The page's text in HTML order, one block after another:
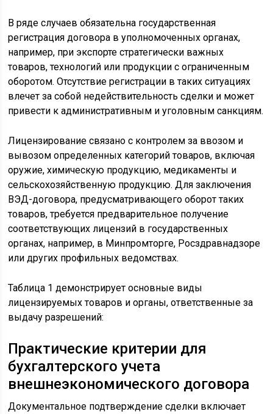
В ряде случаев обязательна государственная
регистрация договора в уполномоченных органах,
например, при экспорте стратегически важных
товаров, технологий или продукции с ограниченным
оборотом. Отсутствие регистрации в таких ситуациях
влечет за собой недействительность сделки и может
привести к административным и уголовным санкциям.
Лицензирование связано с контролем за ввозом и
вывозом определенных категорий товаров, включая
оружие, химическую продукцию, медикаменты и
сельскохозяйственную продукцию. Для заключения
ВЭД-договора, предусматривающего оборот таких
товаров, требуется предварительное получение
соответствующих лицензий в государственных
органах, например, в Минпромторге, Росздравнадзоре
или других профильных ведомствах.
Таблица 1 демонстрирует основные виды
лицензируемых товаров и органы, ответственные за
выдачу разрешений:
Практические критерии для
бухгалтерского учета
внешнеэкономического договора
Документальное подтверждение сделки включает